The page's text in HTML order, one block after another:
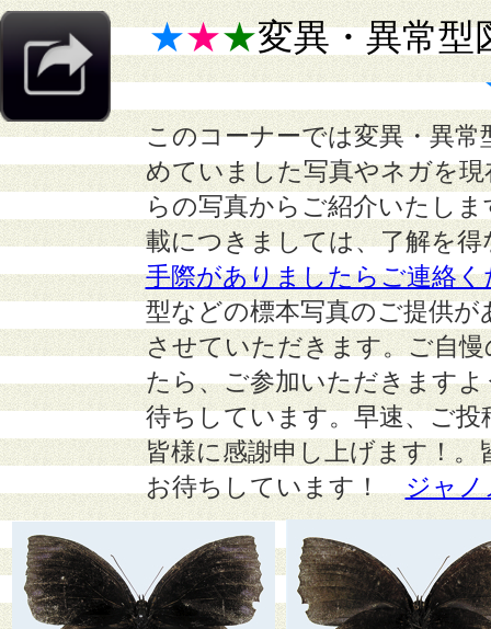
★★★変異・異常型
このコーナーでは変異・異
めていました写真やネガを
らの写真からご紹介いたし
載につきましては、了解を
手際がありましたらご連絡く
型などの標本写真のご提供
させていただきます。ご自
たら、ご参加いただきます
待ちしています。早速、ご
皆様に感謝申し上げます！
お待ちしています！
ジャノ